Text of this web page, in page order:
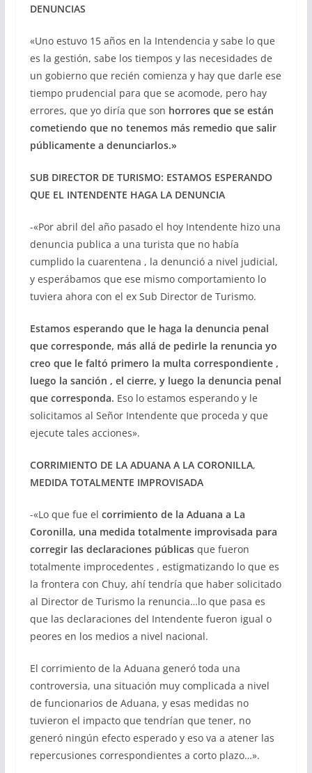
DENUNCIAS
«Uno estuvo 15 años en la Intendencia y sabe lo que
es la gestión, sabe los tiempos y las necesidades de
un gobierno que recién comienza y hay que darle ese
tiempo prudencial para que se acomode, pero hay
errores, que yo diría que son horrores que se están
cometiendo que no tenemos más remedio que salir
públicamente a denunciarlos.»
SUB DIRECTOR DE TURISMO: ESTAMOS ESPERANDO
QUE EL INTENDENTE HAGA LA DENUNCIA
-«Por abril del año pasado el hoy Intendente hizo una
denuncia publica a una turista que no había
cumplido la cuarentena , la denunció a nivel judicial,
y esperábamos que ese mismo comportamiento lo
tuviera ahora con el ex Sub Director de Turismo.
Estamos esperando que le haga la denuncia penal
que corresponde, más allá de pedirle la renuncia yo
creo que le faltó primero la multa correspondiente ,
luego la sanción , el cierre, y luego la denuncia penal
que corresponda. Eso lo estamos esperando y le
solicitamos al Señor Intendente que proceda y que
ejecute tales acciones».
CORRIMIENTO DE LA ADUANA A LA CORONILLA,
MEDIDA TOTALMENTE IMPROVISADA
-«Lo que fue el corrimiento de la Aduana a La
Coronilla, una medida totalmente improvisada para
corregir las declaraciones públicasque fueron
totalmente improcedentes , estigmatizando lo que es
la frontera con Chuy, ahí tendría que haber solicitado
al Director de Turismo la renuncia…lo que pasa es
que las declaraciones del Intendente fueron igual o
peores en los medios a nivel nacional.
El corrimiento de la Aduana generó toda una
controversia, una situación muy complicada a nivel
de funcionarios de Aduana, y esas medidas no
tuvieron el impacto que tendrían que tener, no
generó ningún efecto esperado y eso va a atener las
repercusiones correspondientes a corto plazo…».